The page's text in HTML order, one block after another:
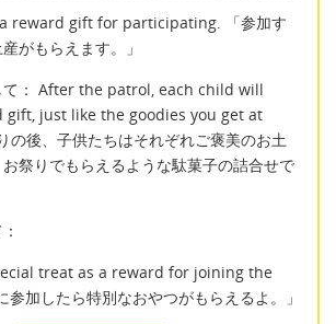
reward gift for participating. 「参加す
がもらえます。」
て： After the patrol, each child will
gift, just like the goodies you get at
の後、子供たちはそれぞれご褒美のお土
祭りでもらえるような駄菓子の詰合せで
treat as a reward for joining the
加したら特別なおやつがもらえるよ。」